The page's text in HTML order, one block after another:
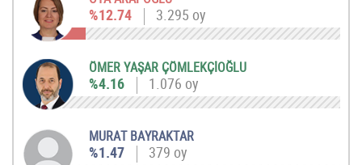
%12.74 3.295 oy
ÖMER YAŞAR ÇÖMLEKÇİOĞLU
%4.16 1.076 oy
MURAT BAYRAKTAR
%1.47 379 oy